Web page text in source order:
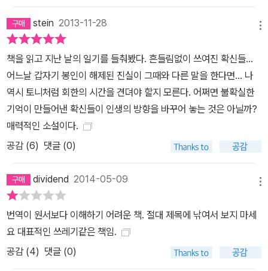
지 않는다. 대체 왜 에이드리언의 일기장을 포드 부인이 갖게 되었으
며, 그녀는 왜 그것을 토니에게 남긴 것일까? 그리고 베로니카가 ‘피
묻은 돈’이라 지칭한 오백 파운드의 의미는? 토니는 이 모든 걸 파헤
치기 위해 베로니카를 만나러 나선다. 그리고 그는 40여 년 전에 그
가 보냈던 또다른 편지 한 통과, 그것이 불러온 거대한 비극과 마주치
게 된다. 기억은 우리를 배반하고, 착각은 생을 행복으로 이끈다… 기
억과 윤리의 스릴러! 당신은 누구인가? 만약 당신이 스스로 생각하는
그런 사람이 아니라면? 절대 그런 적이 없다면?_샌프란시스코 크로
니클 <인디펜던트>, <타임스> 등 영미권 주요 매체들과 평론가들은
『예감은 틀리지 않는다』를 소개하면서 기억과 윤리의 ‘심리 스릴
러’라는 말을 썼다. 원서로 150페이지 남짓한 이 길지 않은 소설이 독
자를 몰아치는 힘과 서스펜스, 섬세하고 정교한 구성력 때문이다. 또
한 결말에 다다르면, 아마도 『오이디푸스 왕』 이래로 가장 지독한 반
전이 독자를 기다리고 있다. 장르소설의 ‘누가 범인이냐’ 정도가 아니
라 존재의 근간과 살아온 인생 전체를 뒤흔드는 무게를 지닌. 또한 평
stein 2013-11-28
책을 읽고 지난 날의 일기를 들춰봤다. 흔들림없이 쓰여진 확신들...
어느날 갑자기 봉인이 해제된 진실이 그때와 다른 말을 한다면... 나
역시 토니처럼 회한의 시간을 견뎌야 할지 모른다. 어쩌면 불확실한
기억이 만들어낸 확신들이 인생의 방향을 바꾸어 놓는 것은 아닐까?
매력적인 소설이다.
공감 (6) 댓글 (0)
dividend 2014-05-09
번역이 원서보다 이해하기 어려운 책. 절대 제목에 낚여서 보지 마세
요 대표적인 쓰레기같은 책임.
공감 (4) 댓글 (0)